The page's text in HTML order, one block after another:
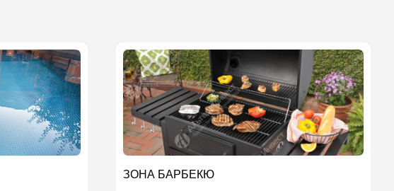
ЗОНА БАРБЕКЮ